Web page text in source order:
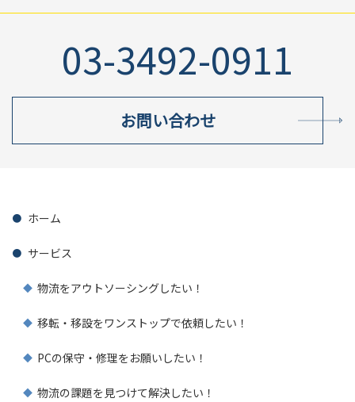
03-3492-0911
お問い合わせ
ホーム
サービス
物流をアウトソーシングしたい！
移転・移設をワンストップで依頼したい！
PCの保守・修理をお願いしたい！
物流の課題を見つけて解決したい！